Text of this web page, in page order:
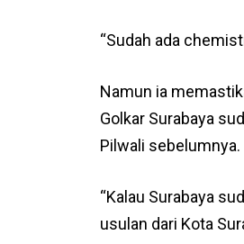
“Sudah ada
Namun ia
Golkar Surabaya
Pilwali sebelumnya.
“Kalau Surabaya
usulan dari Kota